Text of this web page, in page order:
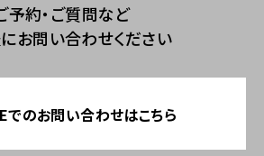
予約・ご質問など
お問い合わせください
でのお問い合わせはこちら